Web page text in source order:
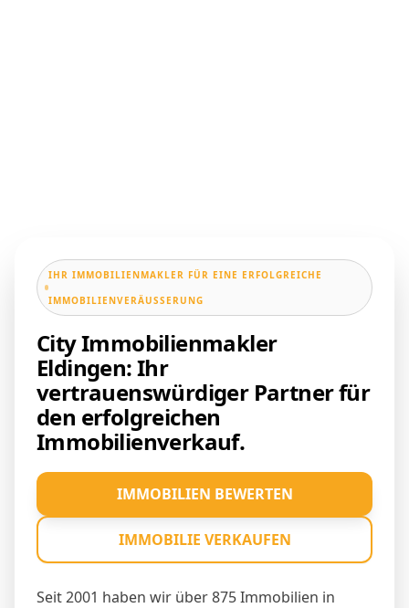
IHR IMMOBILIENMAKLER FÜR EINE ERFOLGREICHE
IMMOBILIENVERÄUSSERUNG
City Immobilienmakler
Eldingen: Ihr
vertrauenswürdiger Partner für
den erfolgreichen
Immobilienverkauf.
Seit 2001 haben wir über 875 Immobilien in
IMMOBILIEN BEWERTEN
IMMOBILIE VERKAUFEN